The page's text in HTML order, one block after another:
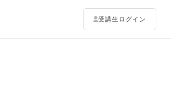
受講生ログイン